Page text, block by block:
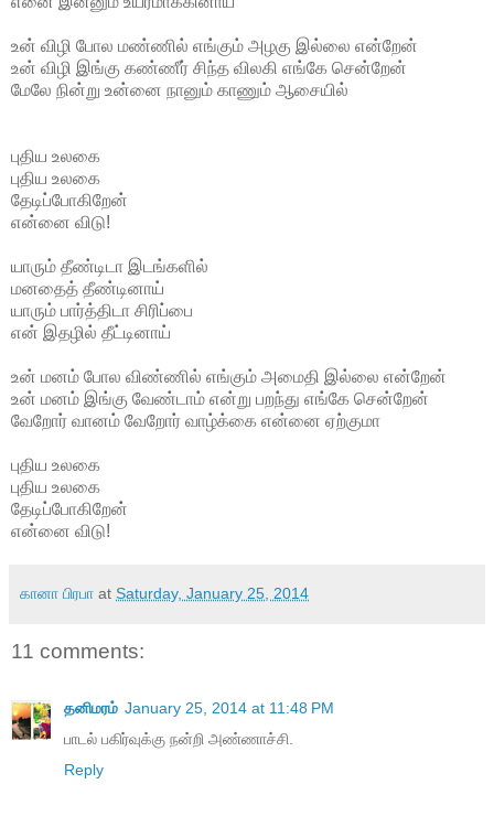
உன் விழி போல மண்ணில் எங்கும் அழகு இல்லை என்றேன்
உன் விழி இங்கு கண்ணீர் சிந்த விலகி எங்கே சென்றேன்
மேலே நின்று உன்னை நானும் காணும் ஆசையில்
புதிய உலகை
புதிய உலகை
தேடிப்போகிறேன்
என்னை விடு!
யாரும் தீண்டிடா இடங்களில்
மனதைத் தீண்டினாய்
யாரும் பார்த்திடா சிரிப்பை
என் இதழில் தீட்டினாய்
உன் மனம் போல விண்ணில் எங்கும் அமைதி இல்லை என்றேன்
உன் மனம் இங்கு வேண்டாம் என்று பறந்து எங்கே சென்றேன்
வேறோர் வானம் வேறோர் வாழ்க்கை என்னை ஏற்குமா
புதிய உலகை
புதிய உலகை
தேடிப்போகிறேன்
என்னை விடு!
கானா பிரபா at Saturday, January 25, 2014
11 comments:
தனிமரம் January 25, 2014 at 11:48 PM
பாடல் பகிர்வுக்கு நன்றி அண்ணாச்சி.
Reply